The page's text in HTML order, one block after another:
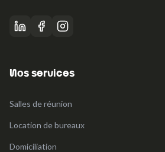
Nos services
Salles de réunion
Location de bureaux
Domiciliation